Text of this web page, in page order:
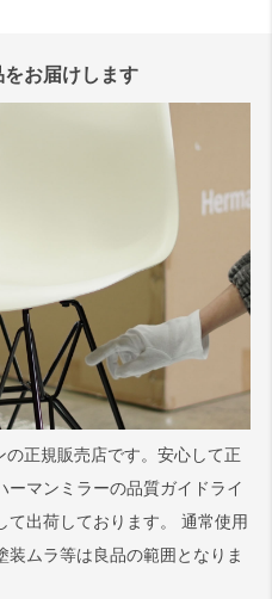
お届けします
正規販売店です。安心して正
ーマンミラーの品質ガイドライ
て出荷しております。 通常使用
ムラ等は良品の範囲となりま